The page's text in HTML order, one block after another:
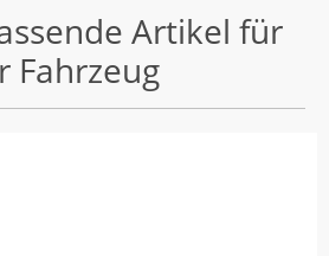
Artikel für
Fahrzeug